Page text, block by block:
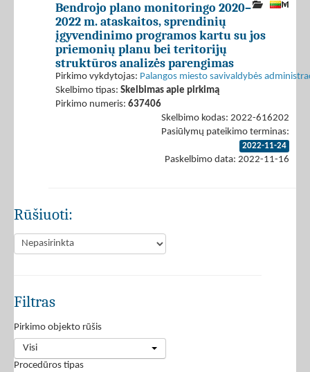
Bendrojo plano monitoringo 2020–
2022 m. ataskaitos, sprendinių
įgyvendinimo programos kartu su jos
priemonių planu bei teritorijų
struktūros analizės parengimas
Pirkimo vykdytojas: Palangos miesto savivaldybės
Skelbimo tipas: Skelbimas apie pirkimą
Pirkimo numeris: 637406
Skelbimo kodas: 2022-616202
Pasiūlymų pateikimo terminas:
2022-11-24
Paskelbimo data: 2022-11-16
Rūšiuoti:
Filtras
Pirkimo objekto rūšis
Visi
Procedūros tipas